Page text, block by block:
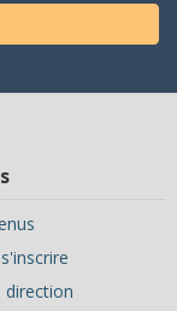
direction